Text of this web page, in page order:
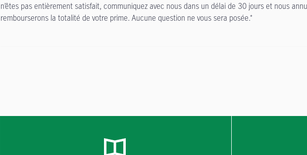
n’êtes pas entièrement satisfait, communiquez avec nous dans un délai de 30 jours et nous
rembourserons la totalité de votre prime. Aucune question ne vous sera posée.*